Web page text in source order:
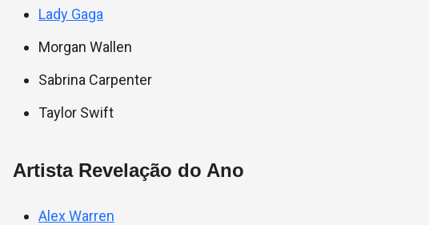
Lady Gaga
Morgan Wallen
Sabrina Carpenter
Taylor Swift
Artista Revelação do Ano
Alex Warren